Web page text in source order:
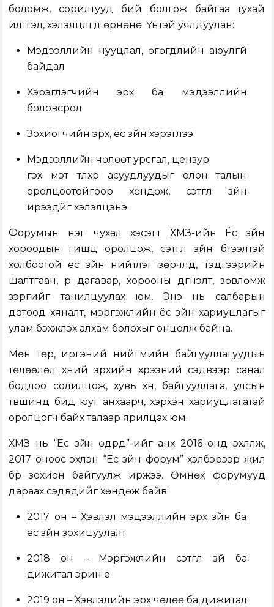
боломж, сорилтууд бий болгож байгаа тухай
илтгэл, хэлэлцүүлгүүд өрнөнө. Үүнтэй уялдуулан:
Мэдээллийн нууцлал, өгөгдлийн аюулгүй
байдал
Хэрэглэгчийн эрх ба мэдээллийн
боловсрол
Зохиогчийн эрх, ёс зүйн хэрэглээ
Мэдээллийн чөлөөт урсгал, цензур
гэх мэт түлхүүр асуудлуудыг олон талын
оролцоотойгоор хөндөж, сэтгүүл зүйн
ирээдүйг хэлэлцэнэ.
Форумын нэг чухал хэсэгт ХМЗ-ийн Ёс зүйн
хороодын гишүүд оролцож, сэтгүүл зүйн бүтээлтэй
холбоотой ёс зүйн нийтлэг зөрчлүүд, тэдгээрийн
шалтгаан, үр дагавар, хорооны дүгнэлт, зөвлөмж
зэргийг танилцуулах юм. Энэ нь салбарын
дотоод хяналт, мэргэжлийн ёс зүйн хариуцлагыг
улам бэхжүүлэх алхам болохыг онцолж байна.
Мөн төр, иргэний нийгмийн байгууллагуудын
төлөөлөл хүний эрхийн хүрээний сэдвээр санал
бодлоо солилцож, хувь хүн, байгууллага, улсын
түвшинд бид юуг анхаарч, хэрхэн хариуцлагатай
оролцогч байх талаар ярилцах юм.
ХМЗ нь “Ёс зүйн өдрүүд”-ийг анх 2016 онд эхлүүлж,
2017 оноос эхлэн “Ёс зүйн форум” хэлбэрээр жил
бүр зохион байгуулж иржээ. Өмнөх форумууд
дараах сэдвүүдийг хөндөж байв:
2017 он – Хэвлэл мэдээллийн эрх зүйн ба
ёс зүйн зохицуулалт
2018 он – Мэргэжлийн сэтгүүл зүй ба
дижитал эрин үе
2019 он – Хэвлэлийн эрх чөлөө ба дижитал